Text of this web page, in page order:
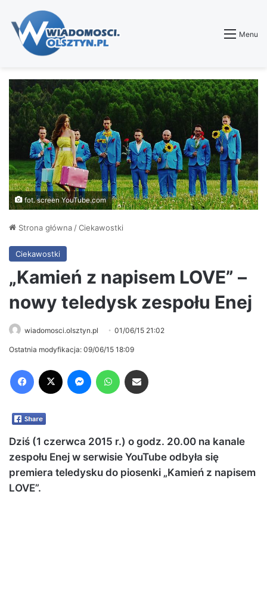
Menu
fot. screen YouTube.com
Strona główna /Ciekawostki
Ciekawostki
„Kamień z napisem LOVE” –
nowy teledysk zespołu Enej
wiadomosci.olsztyn.pl 01/06/15 21:02
Ostatnia modyfikacja: 09/06/15 18:09
Dziś (1 czerwca 2015 r.) o godz. 20.00 na kanale
zespołu Enej w serwisie YouTube odbyła się
premiera teledysku do piosenki „Kamień z napisem
LOVE”.